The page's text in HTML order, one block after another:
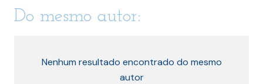
Do mesmo autor:
Nenhum resultado encontrado do mesmo
autor